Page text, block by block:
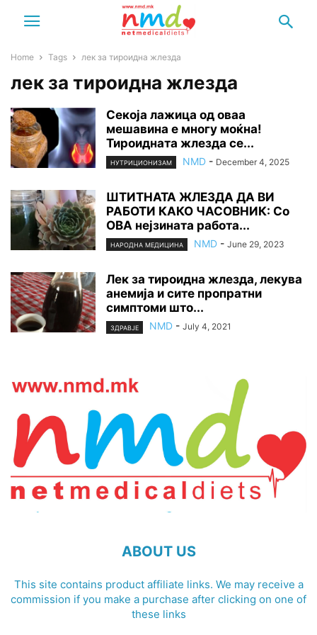
Home Tags лек за тироидна жлезда
лек за тироидна жлезда
Секоја лажица од оваа
мешавина е многу моќна!
Тироидната жлезда се...
НУТРИЦИОНИЗАМ NMD - December 4, 2025
ШТИТНАТА ЖЛЕЗДА ДА ВИ
РАБОТИ КАКО ЧАСОВНИК: Со
ОВА нејзината работа...
НАРОДНА МЕДИЦИНА NMD - June 29, 2023
Лек за тироидна жлезда, лекува
анемија и сите пропратни
симптоми што...
ЗДРАВЈЕ NMD - July 4, 2021
ABOUT US
This site contains product affiliate links. We may receive a
commission if you make a purchase after clicking on one of
these links